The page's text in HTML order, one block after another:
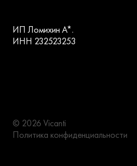
ИП Ломихин А*.
ИНН 232523253
© 2026 Vicanti
Политика конфиденциальности